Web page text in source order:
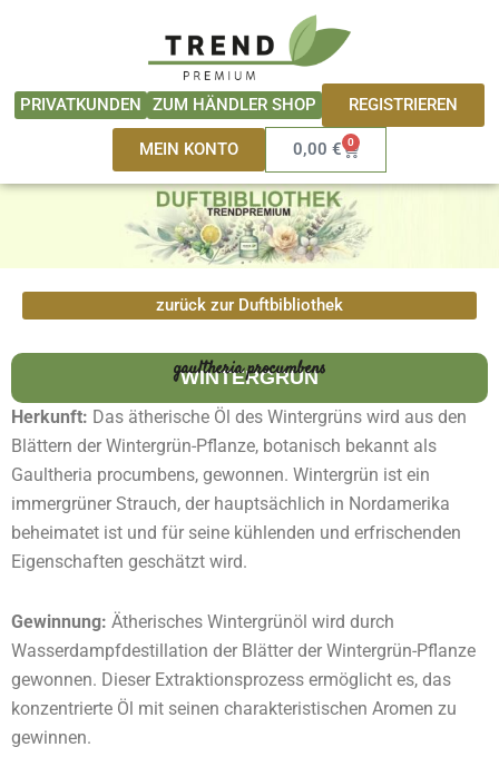
PRIVATKUNDEN ZUM HÄNDLER SHOP REGISTRIEREN
MEIN KONTO 0,00 € 0
Warenkorb
zurück zur Duftbibliothek
WINTERGRÜN
gaultheria procumbens
Herkunft: Das ätherische Öl des Wintergrüns wird aus den
Blättern der Wintergrün-Pflanze, botanisch bekannt als
Gaultheria procumbens, gewonnen. Wintergrün ist ein
immergrüner Strauch, der hauptsächlich in Nordamerika
beheimatet ist und für seine kühlenden und erfrischenden
Eigenschaften geschätzt wird.
Gewinnung: Ätherisches Wintergrünöl wird durch
Wasserdampfdestillation der Blätter der Wintergrün-Pflanze
gewonnen. Dieser Extraktionsprozess ermöglicht es, das
konzentrierte Öl mit seinen charakteristischen Aromen zu
gewinnen.